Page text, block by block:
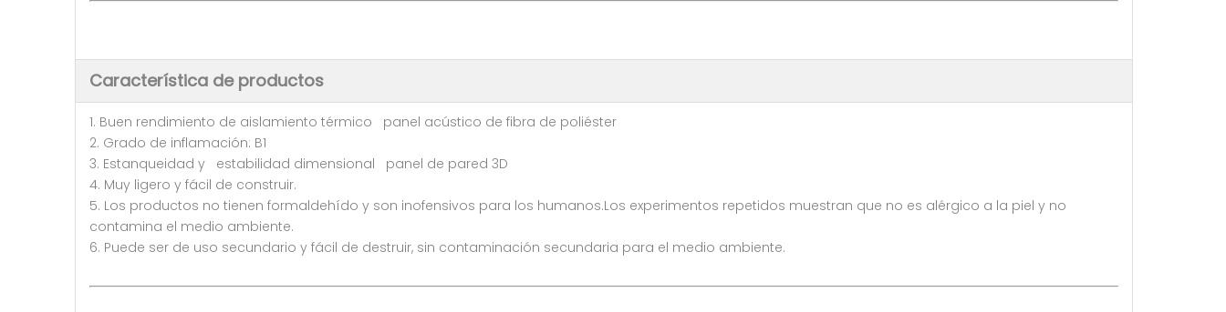
Característica de productos
1. Buen rendimiento de aislamiento térmico panel acústico de fibra de poliéster
2. Grado de inflamación: B1
3. Estanqueidad y estabilidad dimensional panel de pared 3D
4. Muy ligero y fácil de construir.
5. Los productos no tienen formaldehído y son inofensivos para los humanos.Los experimentos repetidos muestran que no es alérgico a la piel y no
contamina el medio ambiente.
6. Puede ser de uso secundario y fácil de destruir, sin contaminación secundaria para el medio ambiente.